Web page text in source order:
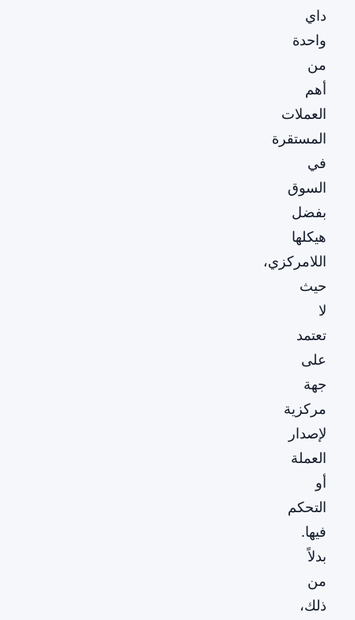
داي
واحدة
من
أهم
العملات
المستقرة
في
السوق
بفضل
هيكلها
اللامركزي،
حيث
لا
تعتمد
على
جهة
مركزية
لإصدار
العملة
أو
التحكم
فيها.
بدلاً
من
ذلك،